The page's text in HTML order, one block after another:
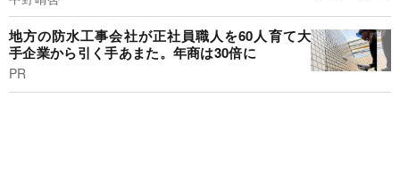
地方の防水工事会社が正社員職人を60人育て大
手企業から引く手あまた。年商は30倍に
PR